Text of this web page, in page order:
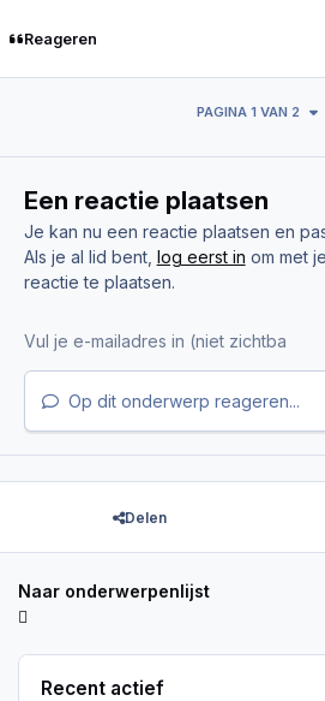
Reageren
PAGINA 1 VAN 2
Een reactie plaatsen
Je kan nu een reactie plaatsen en
Als je al lid bent, log eerst in om met
reactie te plaatsen.
Op dit onderwerp reageren...
Delen
Naar onderwerpenlijst
Recent actief